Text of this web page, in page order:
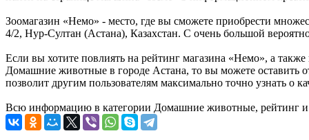
Зоомагазин «Немо» - место, где вы сможете приобрести
4/2, Нур-Султан (Астана), Казахстан. С очень большой
Если вы хотите повлиять на рейтинг магазина «Немо», а также
Домашние животные в городе Астана, то вы можете оставить
позволит другим пользователям максимально точно узнать о
Всю информацию в категории Домашние животные, рейтинг и